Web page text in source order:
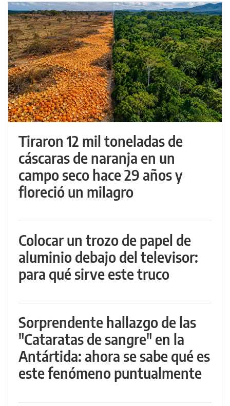
Tiraron 12 mil toneladas de
cáscaras de naranja en un
campo seco hace 29 años y
floreció un milagro
Colocar un trozo de papel de
aluminio debajo del televisor:
para qué sirve este truco
Sorprendente hallazgo de las
"Cataratas de sangre" en la
Antártida: ahora se sabe qué es
este fenómeno puntualmente